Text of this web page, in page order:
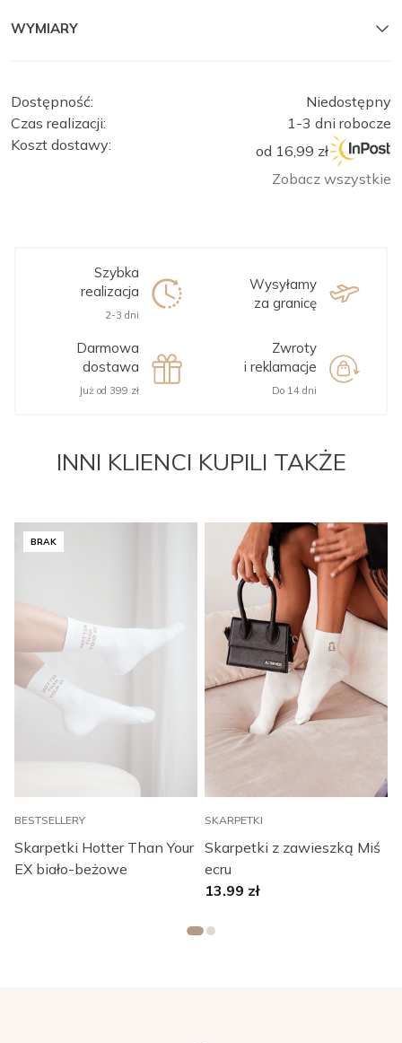
ten
WYMIARY
Dostępność:
Niedostępny
Czas realizacji:
1-3 dni robocze
Koszt dostawy:
od 16,99 zł
Zobacz wszystkie
Szybka
realizacja
2-3 dni
Wysyłamy
za granicę
Darmowa
dostawa
Już od 399 zł
Zwroty
i reklamacje
Do 14 dni
INNI KLIENCI KUPILI TAKŻE
BRAK
BESTSELLERY
Skarpetki Hotter Than Your
EX biało-beżowe
SKARPETKI
Skarpetki z zawieszką Miś
ecru
13.99 zł